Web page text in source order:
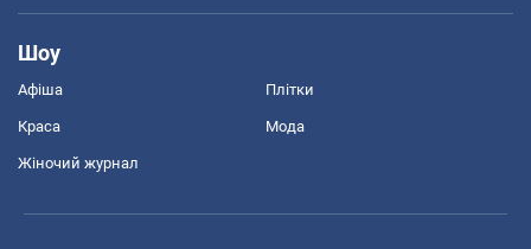
Шоу
Афіша Плітки
Краса Мода
Жіночий журнал